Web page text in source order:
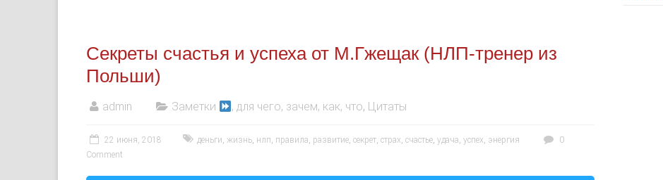
Секреты счастья и успеха от М.Гжещак (НЛП-тренер из
Польши)
admin Заметки , для чего, зачем, как, что, Цитаты
22 июня, 2018 деньги, жизнь, нлп, правила, развитие, секрет, страх, счастье, удача, успех, энергия
0
Comment